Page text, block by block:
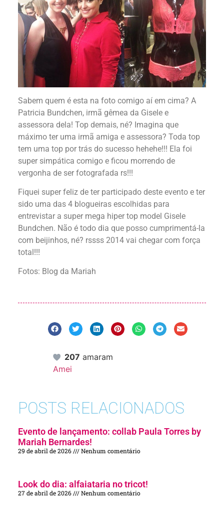
Sabem quem é esta na foto comigo aí em cima? A
Patricia Bundchen, irmã gêmea da Gisele e
assessora dela! Top demais, né? Imagina que
máximo ter uma irmã amiga e assessora? Toda top
tem uma top por trás do sucesso hehehe!!! Ela foi
super simpática comigo e ficou morrendo de
vergonha de ser fotografada rs!!!
Fiquei super feliz de ter participado deste evento e ter
sido uma das 4 blogueiras escolhidas para
entrevistar a super mega hiper top model Gisele
Bundchen. Não é todo dia que posso cumprimentá-la
com beijinhos, né? rssss 2014 vai chegar com força
total!!!
Fotos: Blog da Mariah
207 amaram
Amei
POSTS RELACIONADOS
Evento de lançamento: collab Paula Torres by
Mariah Bernardes!
29 de abril de 2026 Nenhum comentário
Look do dia: alfaiataria no tricot!
27 de abril de 2026 Nenhum comentário